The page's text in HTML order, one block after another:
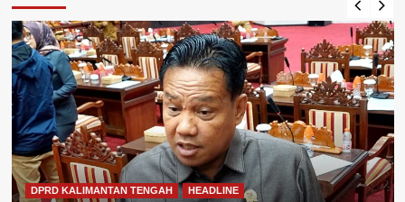
DPRD KALIMANTAN TENGAH HEADLINE